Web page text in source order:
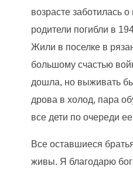
возрасте заботилась
родители погибли в
Жили в поселке в
большому счастью
дошла, но выживать
дрова в холод, пара
все дети по очереди
Все оставшиеся
живы. Я благодарю